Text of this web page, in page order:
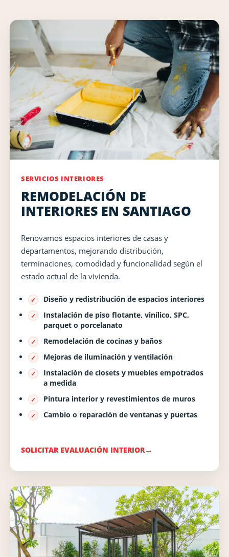
SERVICIOS INTERIORES
REMODELACIÓN DE
INTERIORES EN SANTIAGO
Renovamos espacios interiores de casas y
departamentos, mejorando distribución,
terminaciones, comodidad y funcionalidad según el
estado actual de la vivienda.
Diseño y redistribución de espacios interiores
Instalación de piso flotante, vinílico, SPC,
parquet o porcelanato
Remodelación de cocinas y baños
Mejoras de iluminación y ventilación
Instalación de closets y muebles empotrados
a medida
Pintura interior y revestimientos de muros
Cambio o reparación de ventanas y puertas
SOLICITAR EVALUACIÓN INTERIOR